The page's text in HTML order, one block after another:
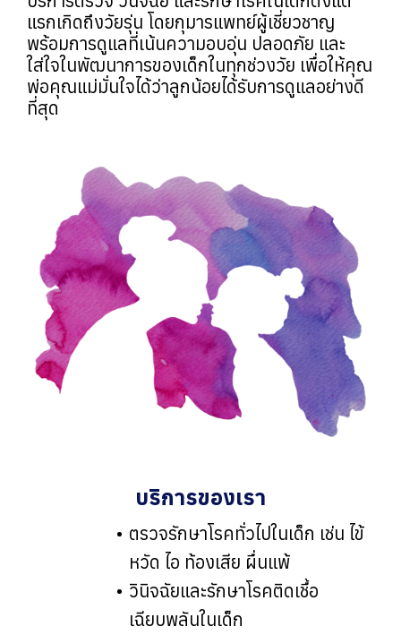
แรกเกิดถึงวัยรุ่น โดยกุมารแพทย์ผู้เชี่ยวชาญ
พร้อมการดูแลที่เน้นความอบอุ่น ปลอดภัย และ
ใส่ใจในพัฒนาการของเด็กในทุกช่วงวัย เพื่อให้คุณ
พ่อคุณแม่มั่นใจได้ว่าลูกน้อยได้รับการดูแลอย่างดี
ที่สุด
บริการของเรา
ตรวจรักษาโรคทั่วไปในเด็ก เช่น ไข้
หวัด ไอ ท้องเสีย ผื่นแพ้
วินิจฉัยและรักษาโรคติดเชื้อ
เฉียบพลันในเด็ก